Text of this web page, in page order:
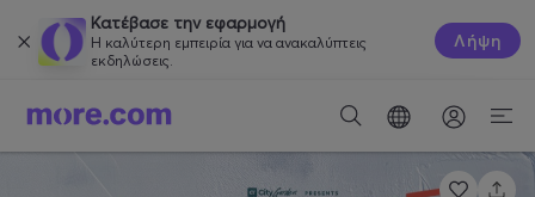
Κατέβασε την εφαρμογή
Η καλύτερη εμπειρία για να ανακαλύπτεις
εκδηλώσεις.
Λήψη